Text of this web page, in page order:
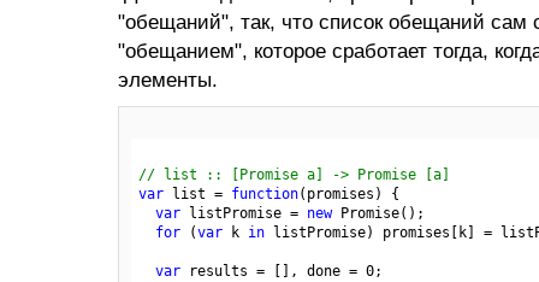
"обещаний", так, что список обещаний сам
"обещанием", которое сработает тогда,
элементы.
// list :: [Promise a] -> Promise [a]
var list = function(promises)
{
var listPromise = new Promise();
for (var k in listPromise) promises[k] =
var results = [], done = 0;